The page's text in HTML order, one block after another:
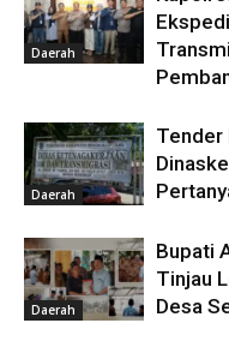
Daerah
Daerah
Tender
Daerah
Bupati
Tinjau
Desa